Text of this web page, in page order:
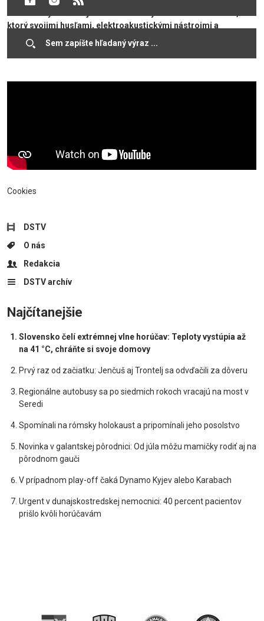
ktorý svojimi husľami, elektroakustickými nástrojmi a
performance predstaveniami už viac ako desaťročie pracuje na
rozširovaní konceptuálnych hraníc hudby.
Cookies
DSTV
O nás
Redakcia
DSTV archív
Najčítanejšie
Slovensko čelí extrémnej vlne horúčav: Teploty vystúpia až
na 41 °C, chráňte si svoje domovy
Prvý raz od začiatku: Jenčuš aj Trontelj sa odvďačili za dôveru
Regionálne autobusy sa po siedmich rokoch vracajú na most v
Seredi
Spomínali na rómsky holokaust a pripomínali jeho posolstvo
Novinka v galantskej pôrodnici: Od júla môžu mamičky rodiť aj na
pôrodnom gauči
V prípadnom play-off čaká Dynamo Kyjev alebo Karabach
Urgent v dunajskostredskej nemocnici: 40 percent pacientov
prišlo kvôli horúčavám